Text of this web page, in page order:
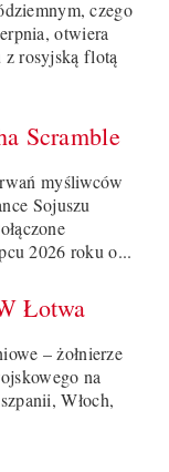
czego
otwiera
z rosyjską flotą
Scramble
myśliwców
Sojuszu
2026 roku o...
Łotwa
– żołnierze
na
Włoch,